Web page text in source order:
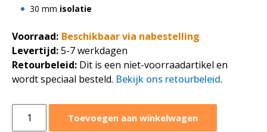
30 mm isolatie
Voorraad: Beschikbaar via nabestelling
Levertijd:5-7 werkdagen
Retourbeleid: Dit is een niet-voorraadartikel en
wordt speciaal besteld. Bekijk ons retourbeleid.
boxventilator
Toevoegen aan winkelwagen